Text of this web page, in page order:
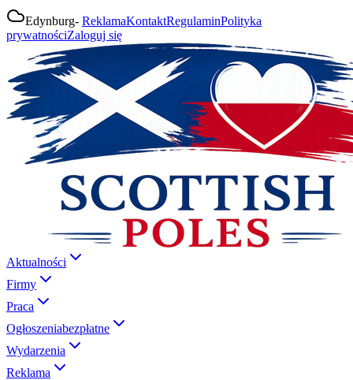
Edynburg- ReklamaKontaktRegulaminPolityka
prywatnościZaloguj się
Aktualności
Firmy
Praca
Ogłoszeniabezpłatne
Wydarzenia
Reklama